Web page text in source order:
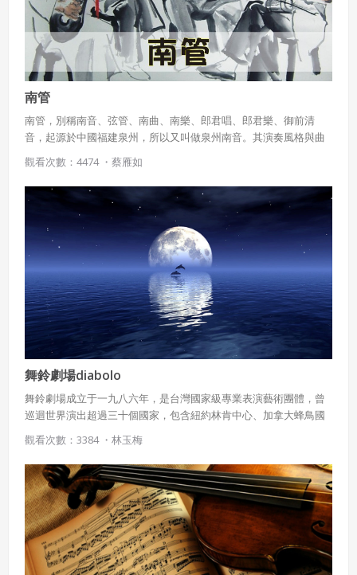
南管
南管，別稱南音、弦管、南曲、南樂、郎君唱、郎君樂、御前清
音，起源於中國福建泉州，所以又叫做泉州南音。其演奏風格與曲
調保留較多明清之前的演奏習慣與風格。在台灣，南管與使用北方
樂器及近代北方官話的北管相對。根據樂器編制，可分成上四管和
下四管。南管除可單純演奏、演唱以外，亦有搭配演員演出，稱之
為梨園戲或七子戲、南管戲。布袋戲、歌仔戲也有部分用南管音樂
搭配演出。2009年南管列入聯合國教科文組織人類非物質文化遺
觀看次數：4474 ・ 蔡雁如
舞鈴劇場diabolo
舞鈴劇場成立于一九八六年，是台灣國家級專業表演藝術團體，曾
巡迴世界演出超過三十個國家，包含紐約林肯中心、加拿大蜂鳥國
台北國家戏劇院等演出超過兩千場。 二零一六年二月舞鈴劇場于馬
來西亞成立分團，總部位于雪兰莪沙登地區，我們為專業演出劇場
及各種商业演出客製化表演藝術演出項目，內容涵盖扯鈴、音樂、
舞蹈、特技、多媒體、燈光及視覺整合等，演出成員多來自馬來西
亞及台灣的藝術家。期待為馬來西亞的文化及娛樂活動提供優質的
演出，讓更多馬來西亞的藝術家在世界舞台上發光發熱。 成立至
今，舞鈴劇場馬來西亞已巡迴台北國家戲劇院、大連體育館、澳门
威尼斯度假村酒店、台中國家歌劇院等國際指標性演出。 歡迎進入
觀看次數：3384 ・ 林玉梅